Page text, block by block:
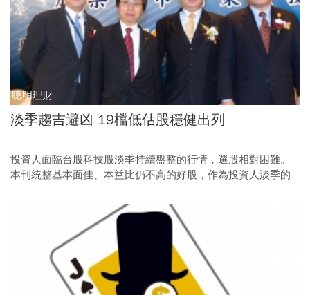
聰明理財
淡季趨吉避凶 19檔低估股穩健出列
投資人面臨台股科技股淡季持續盤整的行情，選股相對困難。
本刊統整基本面佳、本益比仍不高的好股，作為投資人淡季的